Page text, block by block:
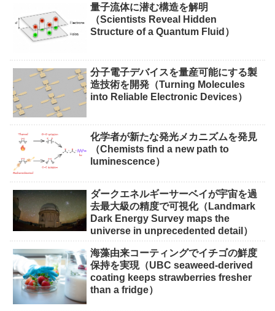
量子流体に潜む構造を解明
（Scientists Reveal Hidden
Structure of a Quantum Fluid）
分子電子デバイスを量産可能にする製
造技術を開発（Turning Molecules
into Reliable Electronic Devices）
化学者が新たな発光メカニズムを発見
（Chemists find a new path to
luminescence）
ダークエネルギーサーベイが宇宙を過
去最大級の精度で可視化（Landmark
Dark Energy Survey maps the
universe in unprecedented detail）
海藻由来コーティングでイチゴの鮮度
保持を実現（UBC seaweed-derived
coating keeps strawberries fresher
than a fridge）